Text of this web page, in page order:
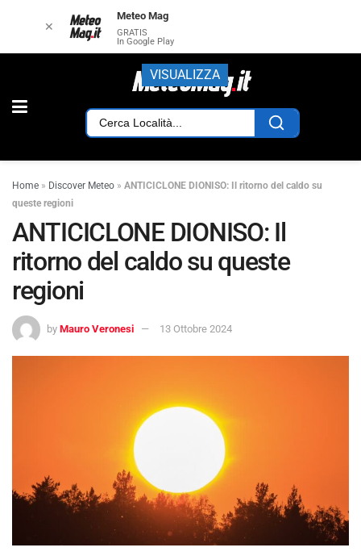
Home » Discover Meteo » ANTICICLONE DIONISO: Il ritorno del caldo su
queste regioni
ANTICICLONE DIONISO: Il
ritorno del caldo su queste
regioni
by Mauro Veronesi 13 Ottobre 2024
✕
Meteo Mag
GRATIS
In Google Play
VISUALIZZA